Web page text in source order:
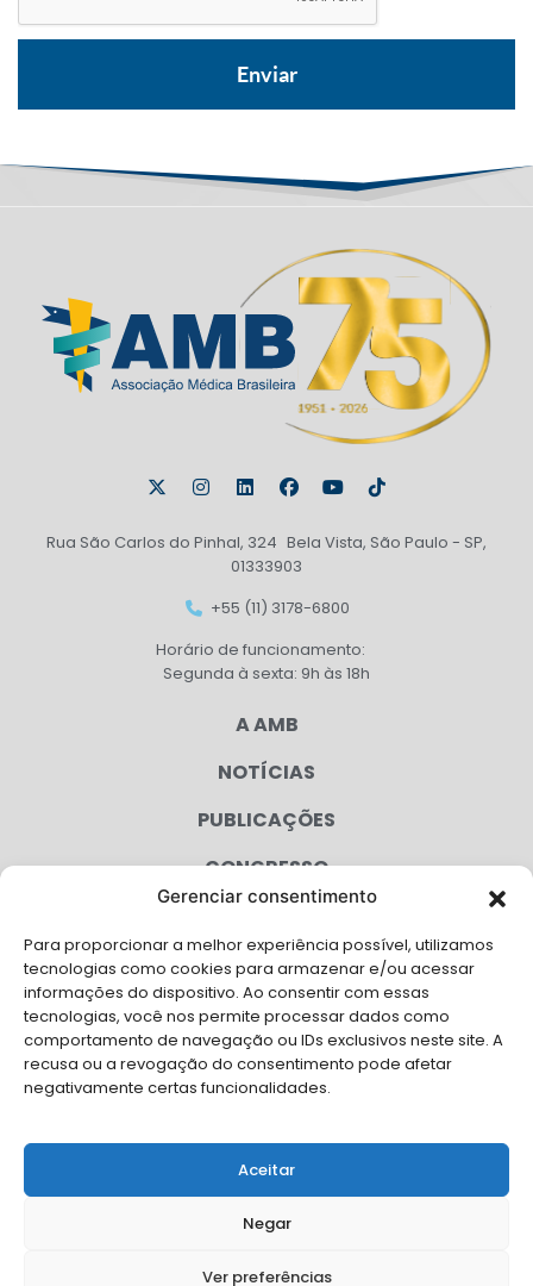
Gerenciar consentimento
Para proporcionar a melhor experiência possível, utilizamos
tecnologias como cookies para armazenar e/ou acessar
informações do dispositivo. Ao consentir com essas
tecnologias, você nos permite processar dados como
comportamento de navegação ou IDs exclusivos neste site. A
recusa ou a revogação do consentimento pode afetar
negativamente certas funcionalidades.
Aceitar
Negar
Ver preferências
Rua São Carlos do Pinhal, 324 Bela Vista, São Paulo - SP,
01333903
+55 (11) 3178-6800
Horário de funcionamento:
Segunda à sexta: 9h às 18h
A AMB
NOTÍCIAS
PUBLICAÇÕES
CONGRESSO
CAMPANHAS
SERVIÇOS
FILIADAS
FALE CONOSCO
Solicite Apoio Institucional da AMB para o seu evento